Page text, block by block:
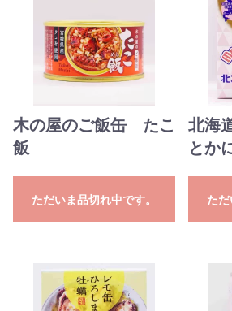
木の屋のご飯缶 たこ
飯
ただいま品切れ中です。
北海
とか
ただ